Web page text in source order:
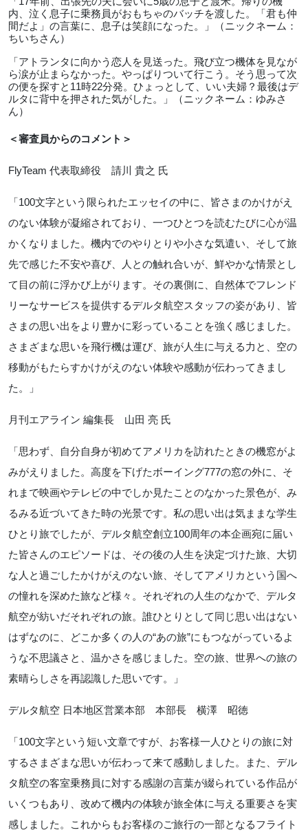
内、泣く息子に乗務員がおもちゃのバッチを渡した。「君も仲
間だよ」の言葉に、息子は笑顔になった。」（ニックネーム：
ちいちさん）
「アトランタに向かう恋人を見送った。飛び立つ機体を見なが
ら涙が止まらなかった。やっぱりついて行こう。そう思って次
の便を探すと 11時22分発。ひょっとして、いい夫婦？最後はデ
ルタに背中を押された気がした。」（ニックネーム：ゆみさ
ん）
＜審査員からのコメント＞
FlyTeam 代表取締役 請川 貴之 氏
「 100文字という限られたエッセイの中に、皆さまのかけがえ
のない体験が凝縮されており、一つひとつを読むたびに心が温
かくなりました。機内でのやりとりや小さな気遣い、そして旅
先で感じた不安や喜び、人との触れ合いが、鮮やかな情景とし
て目の前に浮かび上がります。その裏側に、自然体でフレンド
リーなサービスを提供するデルタ航空スタッフの姿があり、皆
さまの思い出をより豊かに彩っていることを強く感じました。
さまざまな思いを飛行機は運び、旅が人生に与える力と、空の
移動がもたらすかけがえのない体験や感動が伝わってきまし
た。」
月刊エアライン 編集長 山田 亮 氏
「思わず、自分自身が初めてアメリカを訪れたときの機窓がよ
みがえりました。高度を下げたボーイング777の窓の外に、そ
れまで映画やテレビの中でしか見たことのなかった景色が、み
るみる近づいてきた時の光景です。私の思い出は気ままな学生
ひとり旅でしたが、デルタ航空創立100周年の本企画宛に届い
た皆さんのエピソードは、その後の人生を決定づけた旅、大切
な人と過ごしたかけがえのない旅、そしてアメリカという国へ
の憧れを深めた旅など様々。それぞれの人生のなかで、デルタ
航空が紡いだそれぞれの旅。誰ひとりとして同じ思い出はない
はずなのに、どこか多くの人の“あの旅”にもつながっているよ
うな不思議さと、温かさを感じました。空の旅、世界への旅の
素晴らしさを再認識した思いです。」
デルタ航空 日本地区営業本部 本部長 横澤 昭徳
「 100文字という短い文章ですが、お客様一人ひとりの旅に対
するさまざまな思いが伝わって来て感動しました。また、デル
タ航空の客室乗務員に対する感謝の言葉が綴られている作品が
いくつもあり、改めて機内の体験が旅全体に与える重要さを実
感しました。これからもお客様のご旅行の一部となるフライト